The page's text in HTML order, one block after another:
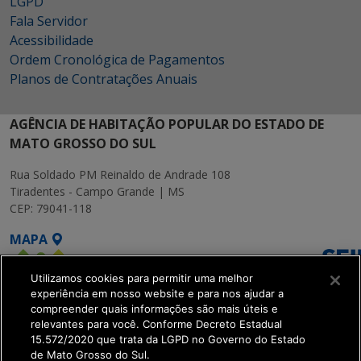
Fala Servidor
Acessibilidade
Ordem Cronológica de Pagamentos
Planos de Contratações Anuais
AGÊNCIA DE HABITAÇÃO POPULAR DO ESTADO DE
MATO GROSSO DO SUL
Rua Soldado PM Reinaldo de Andrade 108
Tiradentes - Campo Grande | MS
CEP: 79041-118
MAPA
SETDIG | Secretaria-
Utilizamos cookies para permitir uma melhor
experiência em nosso website e para nos ajudar a
compreender quais informações são mais úteis e
relevantes para você. Conforme Decreto Estadual
15.572/2020 que trata da LGPD no Governo do Estado
de Mato Grosso do Sul.